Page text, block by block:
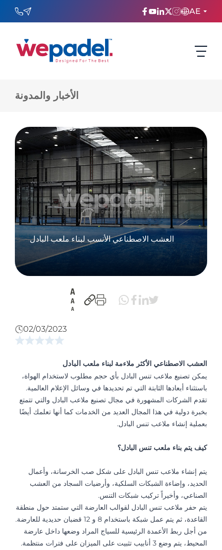
AE
ENGLISH
عربي
Русский
الأخبار والمدونة
العشب الاصطناعي الأنسب لبناء ملعب البادل
02/03/2023
العشب الاصطناعي الأكثر ملاءمة لبناء ملعب البادل
يمكن تصنيع ملاعب تنس البادل بأي حجم مطلوب لاستخدام الهواة،
باستثناء أبعادها الثابتة التي تم تحديدها في وسائل الإعلام العالمية.
تقدم الشركات المشهورة في مجال تصنيع ملاعب البادل والتي تتمتع
بخبرة دولية في هذا المجال العديد من الخدمات كما أنها تعلمك أيضًا
بعملية إنشاء ملاعب تنس البادل.
كيف يتم بناء ملعب تنس البادل؟
يتم إنشاء ملاعب تنس البادل على شكل صب الخرسانة، وأعمال
الحديد، وإضاءة الشبكات السلكية، وأرضيات السجاد من العشب
الصناعي، وأخيراً تركيب شبكات التنس.
يتم حفر ملاعب تنس البادل لقوالب العارضة التي ستمتد حول منطقة
القاعدة، ثم يتم عمل شبكة باستخدام 8 و 12 قضبان حديدية للعارضة.
من أجل ربط الأعمدة الرئيسية للسياج المراد وضعها داخل عارضة
المحيط، يتم وضع 3 أنابيب تثبيت على الميزان على فترات منتظمة.